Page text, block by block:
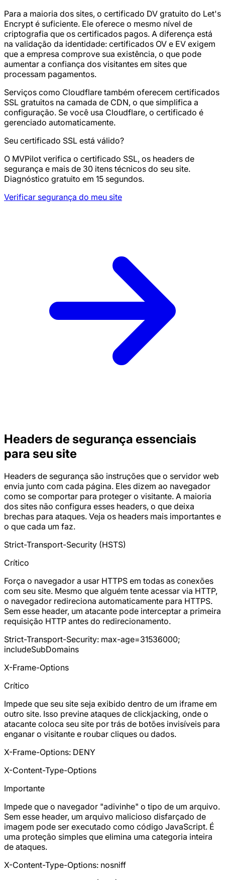
Para a maioria dos sites, o certificado DV gratuito do Let's
Encrypt é suficiente. Ele oferece o mesmo nível de
criptografia que os certificados pagos. A diferença está
na validação da identidade: certificados OV e EV exigem
que a empresa comprove sua existência, o que pode
aumentar a confiança dos visitantes em sites que
processam pagamentos.
Serviços como Cloudflare também oferecem certificados
SSL gratuitos na camada de CDN, o que simplifica a
configuração. Se você usa Cloudflare, o certificado é
gerenciado automaticamente.
Seu certificado SSL está válido?
O MVPilot verifica o certificado SSL, os headers de
segurança e mais de 30 itens técnicos do seu site.
Diagnóstico gratuito em 15 segundos.
Verificar segurança do meu site
Headers de segurança essenciais
para seu site
Headers de segurança são instruções que o servidor web
envia junto com cada página. Eles dizem ao navegador
como se comportar para proteger o visitante. A maioria
dos sites não configura esses headers, o que deixa
brechas para ataques. Veja os headers mais importantes e
o que cada um faz.
Strict-Transport-Security (HSTS)
Crítico
Força o navegador a usar HTTPS em todas as conexões
com seu site. Mesmo que alguém tente acessar via HTTP,
o navegador redireciona automaticamente para HTTPS.
Sem esse header, um atacante pode interceptar a primeira
requisição HTTP antes do redirecionamento.
Strict-Transport-Security: max-age=31536000;
includeSubDomains
X-Frame-Options
Crítico
Impede que seu site seja exibido dentro de um iframe em
outro site. Isso previne ataques de clickjacking, onde o
atacante coloca seu site por trás de botões invisíveis para
enganar o visitante e roubar cliques ou dados.
X-Frame-Options: DENY
X-Content-Type-Options
Importante
Impede que o navegador "adivinhe" o tipo de um arquivo.
Sem esse header, um arquivo malicioso disfarçado de
imagem pode ser executado como código JavaScript. É
uma proteção simples que elimina uma categoria inteira
de ataques.
X-Content-Type-Options: nosniff